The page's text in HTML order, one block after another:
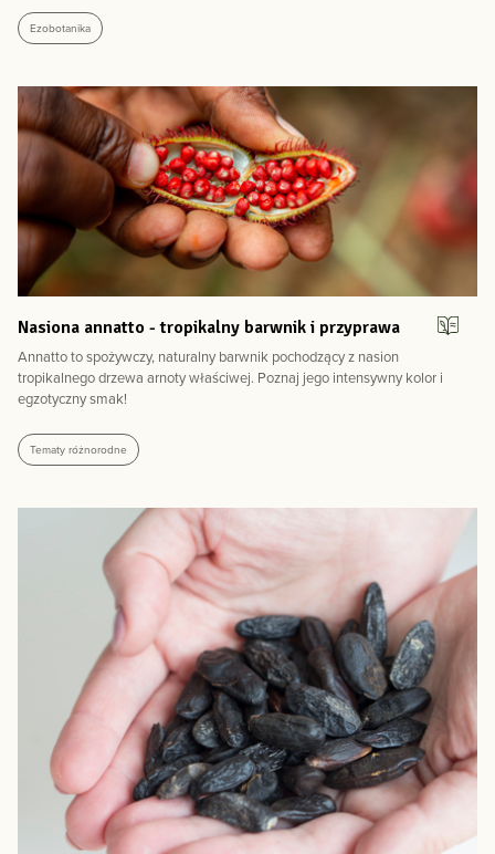
Ezobotanika
Nasiona annatto - tropikalny barwnik i przyprawa
Annatto to spożywczy, naturalny barwnik pochodzący z nasion
tropikalnego drzewa arnoty właściwej. Poznaj jego intensywny kolor i
egzotyczny smak!
Tematy różnorodne